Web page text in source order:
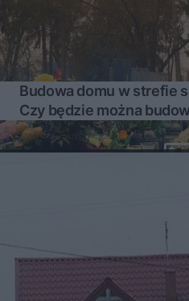
Budowa domu w strefie
Czy będzie można